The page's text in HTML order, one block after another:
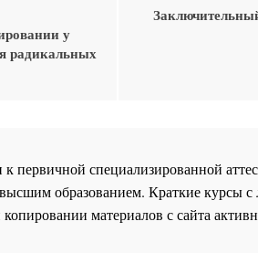
у
радикальных
к первичной специализированной
образованием. Краткие курсы
материалов с сайта